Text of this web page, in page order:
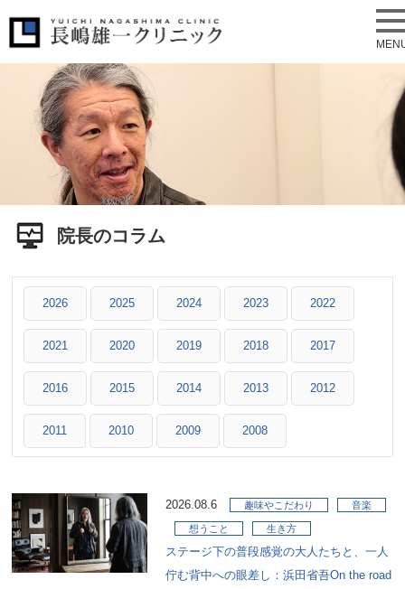
院長のコラム
2026 2025 2024 2023 2022
2021 2020 2019 2018 2017
2016 2015 2014 2013 2012
2011 2010 2009 2008
2026.08.6 趣味やこだわり 音楽
想うこと 生き方
ステージ下の普段感覚の大人たちと、一人
佇む背中への眼差し：浜田省吾On the road